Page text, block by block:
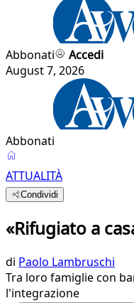
Abbonati
Accedi
August 7, 2026
Abbonati
ATTUALITÀ
Condividi
«Rifugiato a
di Paolo Lambruschi
Tra loro famiglie con
l'integrazione